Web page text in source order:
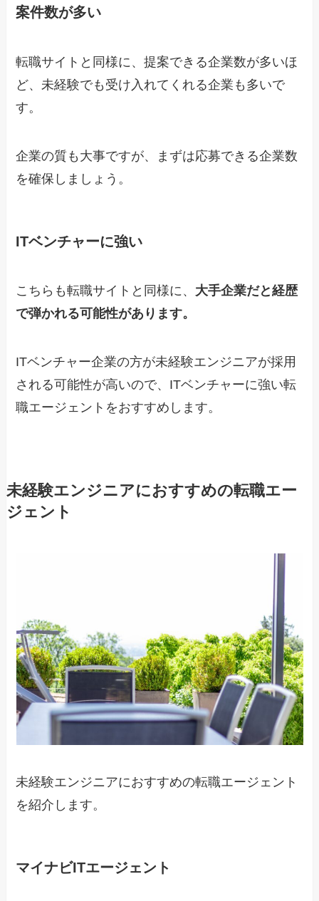
案件数が多い
転職サイトと同様に、提案できる企業数が多いほ
ど、未経験でも受け入れてくれる企業も多いで
す。
企業の質も大事ですが、まずは応募できる企業数
を確保しましょう。
ITベンチャーに強い
こちらも転職サイトと同様に、 大手企業だと経歴
で弾かれる可能性があります。
ITベンチャー企業の方が未経験エンジニアが採用
される可能性が高いので、ITベンチャーに強い転
職エージェントをおすすめします。
未経験エンジニアにおすすめの転職エー
ジェント
未経験エンジニアにおすすめの転職エージェント
を紹介します。
マイナビITエージェント